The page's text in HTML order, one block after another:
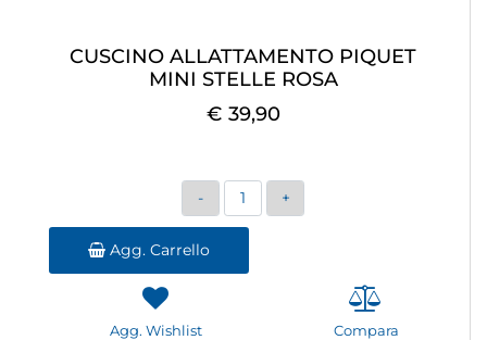
CUSCINO ALLATTAMENTO PIQUET
MINI STELLE ROSA
€ 39,90
Quantità
Agg. Carrello
Agg. Wishlist Compara